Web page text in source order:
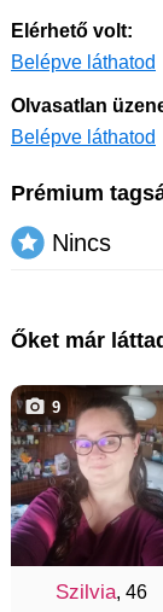
Elérhető volt:
Belépve láthatod
Olvasatlan
Belépve láthatod
Prémium
Nincs
Őket már
Szilvia, 46
9